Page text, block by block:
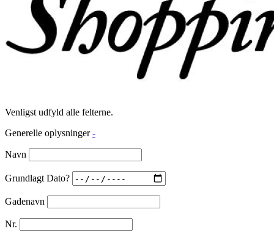
Venligst udfyld alle felterne.
Generelle oplysninger -
Navn
Grundlagt Dato?
Gadenavn
Nr.